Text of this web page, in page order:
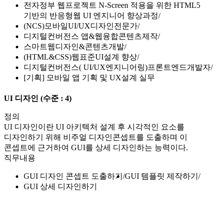
전자정부 웹프로젝트 N-Screen 적용을 위한 HTML5
기반의 반응형웹 UI 엔지니어 향상과정
(NCS)모바일UI/UX디자인전문가
디지털컨버전스 앱&웹융합콘텐츠제작
스마트웹디자인&콘텐츠개발
(HTML&CSS)웹표준UI설계 향상
디지털컨버전스( UI/UX엔지니어링)프론트엔드개발자
[기획] 모바일 앱 기획 및 UX설계 실무
UI 디자인 (수준 : 4)
정의
UI 디자인이란 UI 아키텍처 설계 후 시각적인 요소를
디자인하기 위해 비주얼 디자인콘셉트를 도출하며 이
콘셉트에 근거하여 GUI를 상세 디자인하는 능력이다.
직무내용
GUI 디자인 콘셉트 도출하기
GUI 템플릿 제작하기
GUI 상세 디자인하기